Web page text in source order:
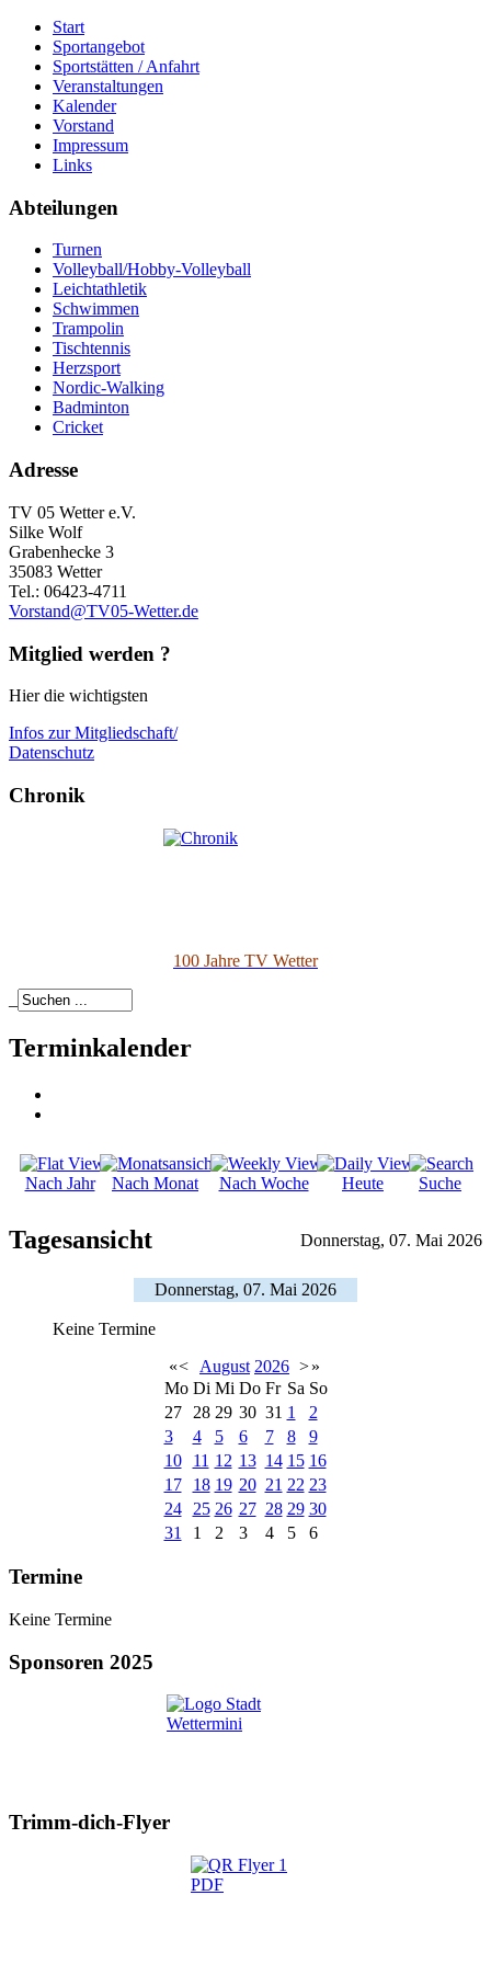
Start
Sportangebot
Sportstätten / Anfahrt
Veranstaltungen
Kalender
Vorstand
Impressum
Links
Abteilungen
Turnen
Volleyball/Hobby-Volleyball
Leichtathletik
Schwimmen
Trampolin
Tischtennis
Herzsport
Nordic-Walking
Badminton
Cricket
Adresse
TV 05 Wetter e.V.
Silke Wolf
Grabenhecke 3
35083 Wetter
Tel.: 06423-4711
Vorstand@TV05-Wetter.de
Mitglied werden ?
Hier die wichtigsten
Infos zur Mitgliedschaft/
Datenschutz
Chronik
100 Jahre TV Wetter
Terminkalender
Nach Jahr Nach Monat Nach Woche Heute Suche
Tagesansicht Donnerstag, 07. Mai 2026
Donnerstag, 07. Mai 2026
Keine Termine
«< August 2026 >»
Mo Di Mi Do Fr Sa So
27
28 29 30 31 1
2
3
4 5 6 7 8
9
10
11 12 13 14 15 16
17
18 19 20 21 22 23
24
25 26 27 28 29 30
31
1 2 3 4 5 6
Termine
Keine Termine
Sponsoren 2025
Trimm-dich-Flyer